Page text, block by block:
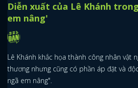
Diễn xuất của Lê Khánh
em nâng'
Lê Khánh khắc họa thành công nhân vật
thương nhưng cũng có phần áp đặt và
ngã em nâng".